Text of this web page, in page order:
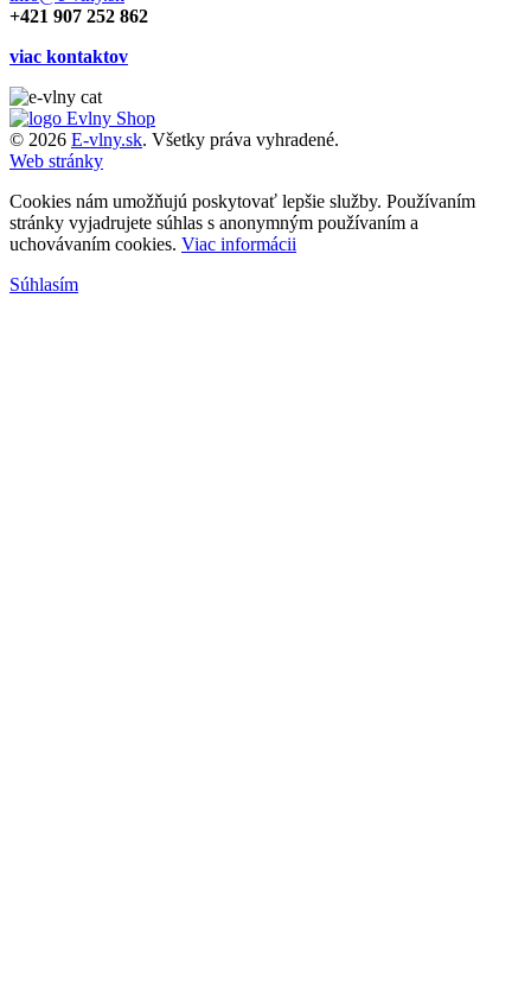
+421 907 252 862
viac kontaktov
© 2026 E-vlny.sk. Všetky práva vyhradené.
Web stránky
Cookies nám umožňujú poskytovať lepšie služby. Používaním
stránky vyjadrujete súhlas s anonymným používaním a
uchovávaním cookies. Viac informácii
Súhlasím